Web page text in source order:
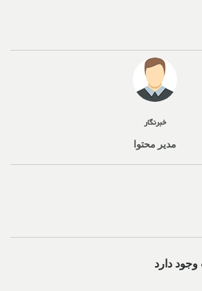
خبرنگار
مدیر محتوا